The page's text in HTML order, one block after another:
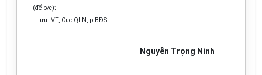
(để b/c);
- Lưu: VT, Cục QLN, p.BĐS
Nguyễn Trọng Ninh